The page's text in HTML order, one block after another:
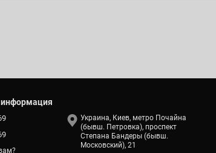
информация
Украина, Киев, метро Почайна
(бывш. Петровка), проспект
Степана Бандеры (бывш.
Московский), 21